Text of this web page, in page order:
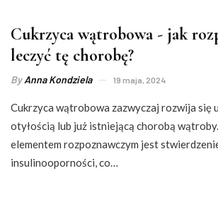
Cukrzyca wątrobowa - jak
leczyć tę chorobę?
ByAnna Kondziela 19 maja, 2024
Cukrzyca wątrobowa zazwyczaj rozwija się
otyłością lub już istniejącą chorobą
elementem rozpoznawczym jest
insulinooporności, co…